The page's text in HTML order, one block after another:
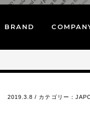
BRAND
2019.3.8 / カテゴリー：